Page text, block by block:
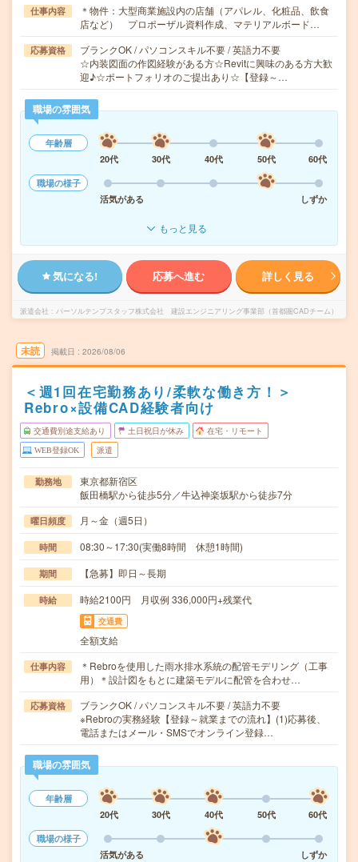
仕事内容
＊物件：大型商業施設内の店舗（アパレル、化粧品、飲食
店など） プロポーザル資料作成、マテリアルボード…
応募資格
ブランクOK / パソコンスキル不要 / 英語力不要
☆内装図面の作図経験がある方☆Revitに興味のある方大歓
迎♪☆ポートフォリオのご提出あり☆【登録～…
職場の雰囲気
年齢層
20代
30代 40代 50代
60代
職場の様子
活気がある
しずか
もっと見る
気になる! 応募へ進む 詳しく見る
派遣会社 パーソルテンプスタッフ株式会社 建設エンジニアリング事業部（首都圏CADチーム）
未読 掲載日 2026/08/06
＜週1回在宅勤務あり/柔軟な働き方！＞
Rebro×設備CAD経験者向け
交通費別途支給あり 土日祝日が休み 在宅・リモート
WEB登録OK 派遣
勤務地
東京都新宿区
飯田橋駅から徒歩5分／牛込神楽坂駅から徒歩7分
曜日頻度 月～金（週5日）
時間 08:30～17:30(実働8時間 休憩1時間)
期間 【急募】即日～長期
時給 時給2100円 月収例 336,000円+残業代
交通費
全額支給
仕事内容
＊Rebroを使用した雨水排水系統の配管モデリング（工事
用）＊設計図をもとに建築モデルに配管を合わせ…
応募資格
ブランクOK / パソコンスキル不要 / 英語力不要
※Rebroの実務経験【登録～就業までの流れ】(1)応募後、
電話またはメール・SMSでオンライン登録…
職場の雰囲気
年齢層
20代
30代 40代 50代
60代
職場の様子
活気がある
しずか